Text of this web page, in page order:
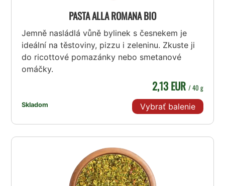
PASTA ALLA ROMANA BIO
Jemně nasládlá vůně bylinek s česnekem je
ideální na těstoviny, pizzu i zeleninu. Zkuste ji
do ricottové pomazánky nebo smetanové
omáčky.
Skladom
2,13 EUR / 40 g
Vybrať balenie